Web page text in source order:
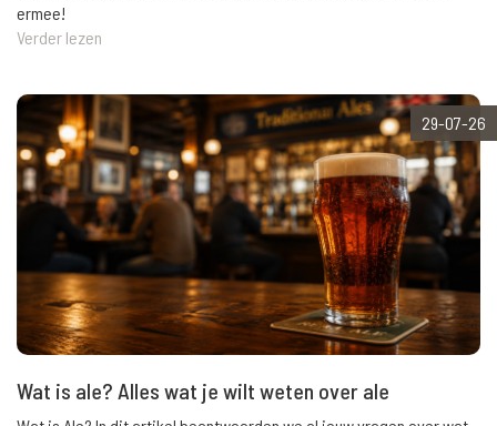
ermee!
Verder lezen
29-07-26
Wat is ale? Alles wat je wilt weten over ale